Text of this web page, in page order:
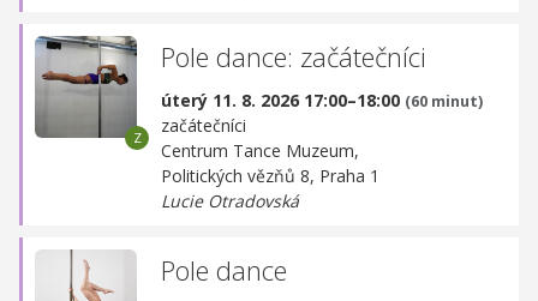
Pole dance: začátečníci
úterý 11. 8. 2026 17:00–18:00 (60 minut)
začátečníci
Centrum Tance Muzeum,
Politických vězňů 8, Praha 1
Lucie Otradovská
Pole dance